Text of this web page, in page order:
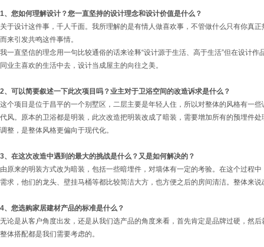
1、您如何理解设计？您一直坚持的设计理念和设计价值是什么？
关于设计这件事，千人千面。我所理解的是有情人做喜欢事，不管做什么只有你真
而来引发共鸣这件事情。
我一直坚信的理念用一句比较通俗的话来诠释“设计源于生活、高于生活”但在设计作
同业主喜欢的生活中去，设计当成屋主的向往之美。
2、可以简要叙述一下此次项目吗？业主对于卫浴空间的改造诉求是什么？
这个项目是位于昌平的一个别墅区，二层主要是年轻人住，所以对整体的风格有一
代风。原本的卫浴都是明装，此次改造把明装改成了暗装，需要增加所有的预埋件
调整，是整体风格更偏向于现代化。
3、在这次改造中遇到的最大的挑战是什么？又是如何解决的？
由原来的明装方式改为暗装，包括一些暗埋件，对墙体有一定的考验。在这个过程
需求，他们的龙头、壁挂马桶等都比较简洁大方，也方便之后的房间清洁。整体来
4、您选购家居建材产品的标准是什么？
无论是从客户角度出发，还是从我们选产品的角度来看，首先肯定是品牌过硬，然
整体搭配都是我们需要考虑的。